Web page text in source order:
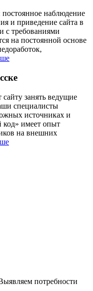
наблюдение
и приведение сайта в
с требованиями
на постоянной основе
занять ведущие
специалисты
источниках и
код» имеет опыт
на внешних
потребности